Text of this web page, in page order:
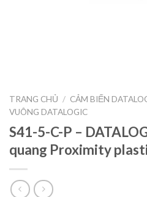
TRANG CHỦ / CẢM BIẾN
VUÔNG DATALOGIC
S41-5-C-P –
quang Proximity